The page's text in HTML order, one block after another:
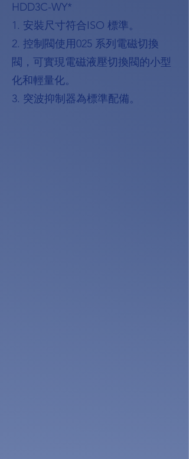
HDD3C-WY*
1. 安裝尺寸符合ISO 標準。
2. 控制閥使用025 系列電磁切換
閥，可實現電磁液壓切換閥的小型
化和輕量化。
3. 突波抑制器為標準配備。